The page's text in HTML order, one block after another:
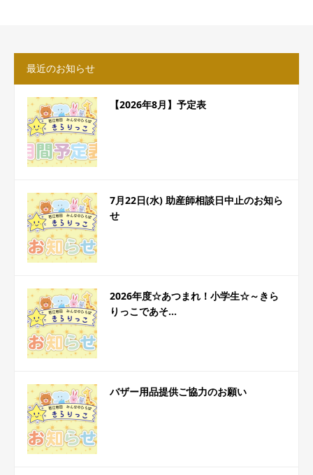
最近のお知らせ
【2026年8月】予定表
7月22日(水) 助産師相談日中止のお知ら
せ
2026年度☆あつまれ！小学生☆～きら
りっこであそ...
バザー用品提供ご協力のお願い